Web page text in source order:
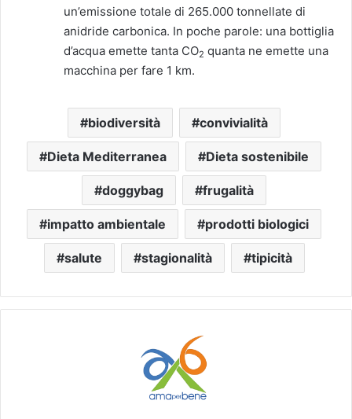
un’emissione totale di 265.000 tonnellate di
anidride carbonica. In poche parole: una bottiglia
d’acqua emette tanta CO2 quanta ne emette una
macchina per fare 1 km.
biodiversità convivialità
Dieta Mediterranea Dieta sostenibile
doggybag frugalità
impatto ambientale prodotti biologici
salute stagionalità tipicità